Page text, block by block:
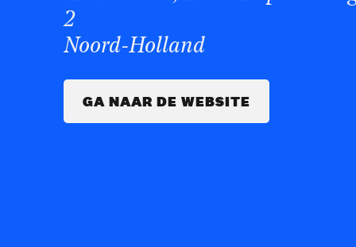
2
Noord-Holland
GA NAAR DE WEBSITE